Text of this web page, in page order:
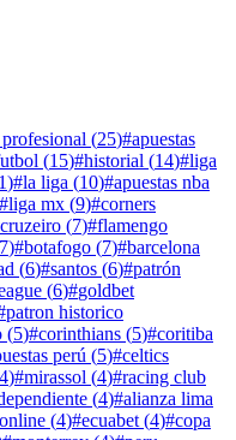
(25)#apuestas
(15)#historial (14)#liga
)#la liga (10)#apuestas nba
#liga mx (9)#corners
cruzeiro (7)#flamengo
7)#botafogo (7)#barcelona
(6)#santos (6)#patrón
(6)#goldbet
patron historico
(5)#corinthians (5)#coritiba
perú (5)#celtics
4)#mirassol (4)#racing club
(4)#alianza lima
(4)#ecuabet (4)#copa